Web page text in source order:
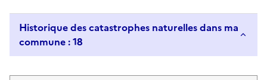
Historique des catastrophes naturelles dans ma
commune : 18